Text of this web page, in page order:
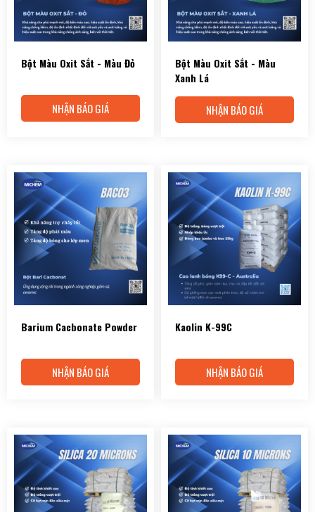
Bột Màu Oxit Sắt - Màu Đỏ
NHẬN BÁO GIÁ
Bột Màu Oxit Sắt - Màu
Xanh Lá
NHẬN BÁO GIÁ
Barium Cacbonate Powder
NHẬN BÁO GIÁ
Kaolin K-99C
NHẬN BÁO GIÁ